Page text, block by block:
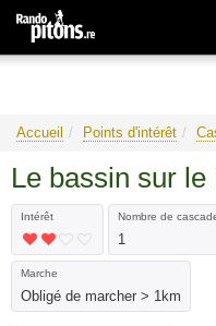
Accueil Points d'intérêt
Le bassin sur
Intérêt Nombre de
1
Marche
Obligé de marcher > 1km